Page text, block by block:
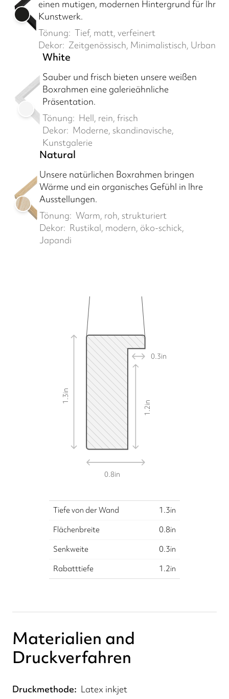
einen mutigen, modernen Hintergrund für Ihr
Kunstwerk.
Tönung: Tief, matt, verfeinert
Dekor: Zeitgenössisch, Minimalistisch, Urban
White
Sauber und frisch bieten unsere weißen
Boxrahmen eine galerieähnliche
Präsentation.
Tönung: Hell, rein, frisch
Dekor: Moderne, skandinavische,
Kunstgalerie
Natural
Unsere natürlichen Boxrahmen bringen
Wärme und ein organisches Gefühl in Ihre
Ausstellungen.
Tönung: Warm, roh, strukturiert
Dekor: Rustikal, modern, öko-schick,
Japandi
0.8in
1.3
in
1.2
in
0.3in
Tiefe von der Wand 1.3in
Flächenbreite
0.8in
Senkweite
0.3in
Rabatttiefe
1.2in
Materialien and
Druckverfahren
Druckmethode
Latex inkjet